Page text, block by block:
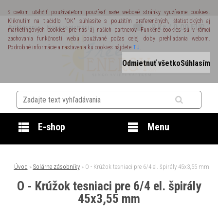
S cieľom uľahčiť používateľom používať naše webové stránky využívame cookies.
Kliknutím na tlačidlo "OK" súhlasíte s použitím preferenčných, štatistických aj
marketingových cookies pre nás aj našich partnerov. Funkčné cookies sú v rámci
zachovania funkčnosti webu používané počas celej doby prehliadania webom.
Podrobné informácie a nastavenia ku cookies nájdete TU.
Odmietnuť všetkoSúhlasím
Prihlásenie Nová registrácia 0 ks / 0,00 EUR
E-shop Menu
Úvod » Solárne zásobníky » O - Krúžok tesniaci pre 6/4 el. špirály 45x3,55 mm
O - Krúžok tesniaci pre 6/4 el. špirály
45x3,55 mm